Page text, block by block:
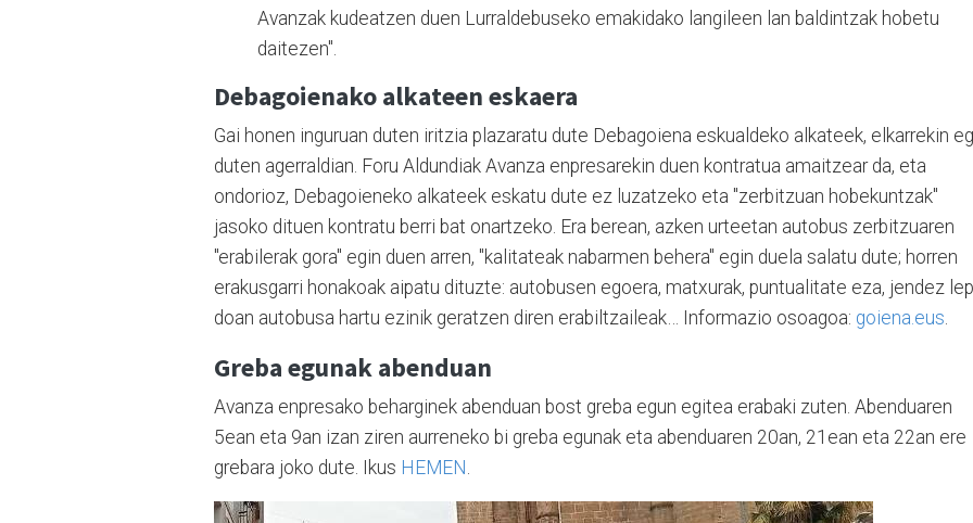
Avanzak kudeatzen duen Lurraldebuseko emakidako langileen lan baldintzak hobetu
daitezen".
Debagoienako alkateen eskaera
Gai honen inguruan duten iritzia plazaratu dute Debagoiena eskualdeko alkateek, elkarrekin
duten agerraldian. Foru Aldundiak Avanza enpresarekin duen kontratua amaitzear da, eta
ondorioz, Debagoieneko alkateek eskatu dute ez luzatzeko eta "zerbitzuan hobekuntzak"
jasoko dituen kontratu berri bat onartzeko. Era berean, azken urteetan autobus zerbitzuaren
"erabilerak gora" egin duen arren, "kalitateak nabarmen behera" egin duela salatu dute; horren
erakusgarri honakoak aipatu dituzte: autobusen egoera, matxurak, puntualitate eza, jendez
doan autobusa hartu ezinik geratzen diren erabiltzaileak… Informazio osoagoa: goiena.eus
Greba egunak abenduan
Avanza enpresako beharginek abenduan bost greba egun egitea erabaki zuten. Abenduaren
5ean eta 9an izan ziren aurreneko bi greba egunak eta abenduaren 20an, 21ean eta 22an ere
grebara joko dute. Ikus HEMEN